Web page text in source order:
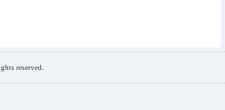
reserved.